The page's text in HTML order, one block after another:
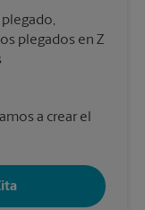
plegado,
plegados en Z
a crear el